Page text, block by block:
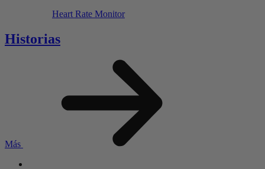
Heart Rate Monitor
Historias
Más